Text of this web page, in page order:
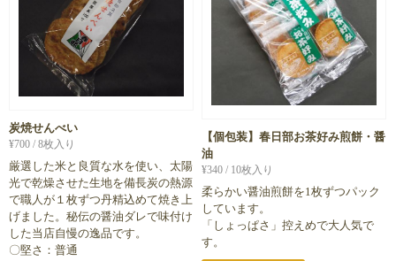
炭焼せんべい
¥700 / 8枚入り
厳選した米と良質な水を使い、太陽
光で乾燥させた生地を備長炭の熱源
で職人が１枚ずつ丹精込めて焼き上
げました。秘伝の醤油ダレで味付け
した当店自慢の逸品です。
〇堅さ：普通
【個包装】春日部お茶好み煎餅・醤
油
¥340 / 10枚入り
柔らかい醤油煎餅を1枚ずつパック
しています。
「しょっぱさ」控えめで大人気で
す。